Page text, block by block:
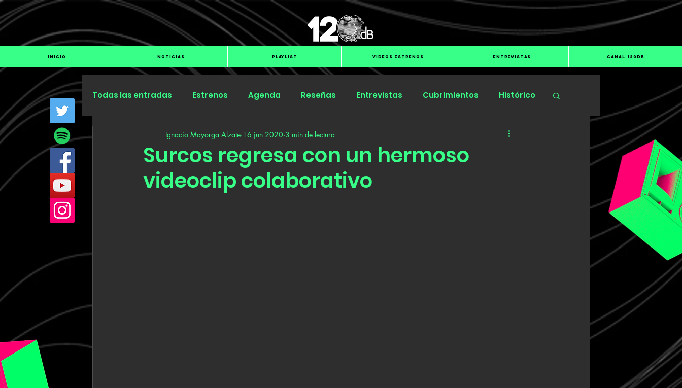
INICIO NOTICIAS PLAYLIST VIDEOS ESTRENOS ENTREVISTAS CANAL 120dB
Todas las entradas Estrenos Agenda Reseñas Entrevistas Cubrimientos Histórico
Especiales Submit Hub Groover
Surcos regresa con un hermoso
videoclip colaborativo
Ignacio Mayorga Alzate 16 jun 2020 3 min de lectura